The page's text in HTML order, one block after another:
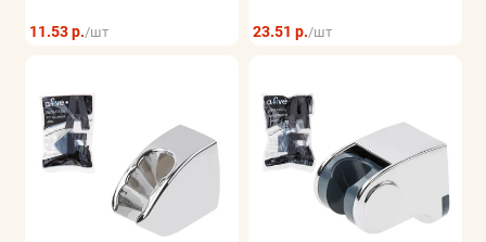
11.53 р./шт 23.51 р./шт